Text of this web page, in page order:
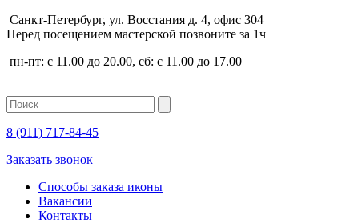
Санкт-Петербург, ул. Восстания д. 4, офис 304
Перед посещением мастерской позвоните за 1ч
пн-пт: с 11.00 до 20.00, сб: с 11.00 до 17.00
8 (911) 717-84-45
Заказать звонок
Способы заказа иконы
Вакансии
Контакты